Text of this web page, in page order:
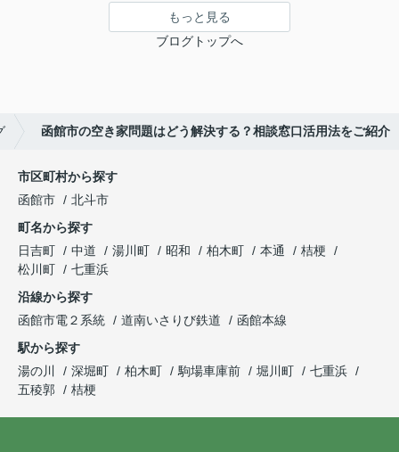
もっと見る
ブログトップへ
函館市の空き家問題はどう解決する？相談窓口活用法をご紹介
市区町村から探す
函館市
北斗市
町名から探す
日吉町
中道 湯川町 昭和 柏木町 本通
桔梗
松川町
七重浜
沿線から探す
函館市電２系統
道南いさりび鉄道
函館本線
駅から探す
湯の川
深堀町 柏木町 駒場車庫前 堀川町
七重浜
五稜郭
桔梗